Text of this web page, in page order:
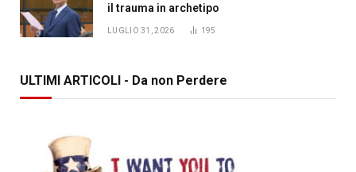
il trauma in archetipo
LUGLIO 31, 2026 195
ULTIMI ARTICOLI - Da non Perdere